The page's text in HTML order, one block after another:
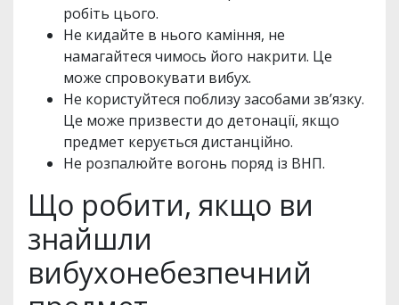
робіть цього.
Не кидайте в нього каміння, не
намагайтеся чимось його накрити. Це
може спровокувати вибух.
Не користуйтеся поблизу засобами зв’язку.
Це може призвести до детонації, якщо
предмет керується дистанційно.
Не розпалюйте вогонь поряд із ВНП.
Що робити, якщо ви
знайшли
вибухонебезпечний